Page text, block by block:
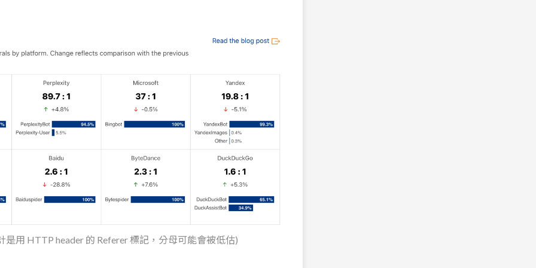
是用 HTTP header 的 Referer 標記，分母可能會被低估)